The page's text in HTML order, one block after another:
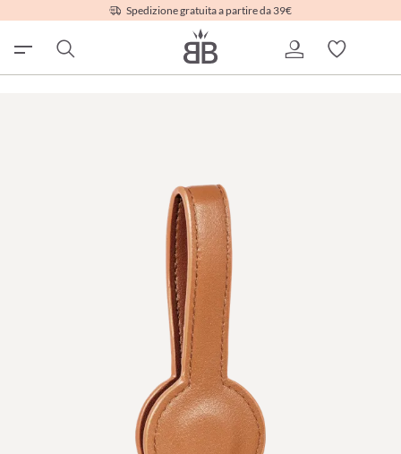
Spedizione gratuita a partire da 39€